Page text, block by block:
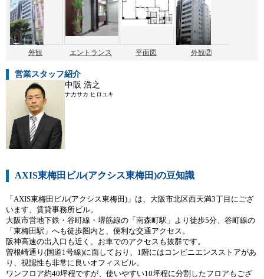
外観 エントランス 平面図 外観②
営業スタッフ紹介
中阪 浩之
ナカサカ ヒロユキ
AXIS東梅田ビル(アクシス東梅田)の豆知識
「AXIS東梅田ビル(アクシス東梅田)」は、大阪市北区西天満3丁目にござ
います、賃貸事務所ビル。
大阪市営地下鉄・谷町線・堺筋線の「南森町駅」より徒歩5分、谷町線の
「東梅田駅」へも徒歩圏内と、便利な交通アクセス。
阪神高速の出入口も近く、お車でのアクセスも抜群です。
曽根崎通り(国道1号線)に面しており、1階にはコンビニエンスストアがあ
り、視認性も非常に良いオフィスビル。
ワンフロア約40坪程ですが、使いやすい10坪程に分割したフロアもござ